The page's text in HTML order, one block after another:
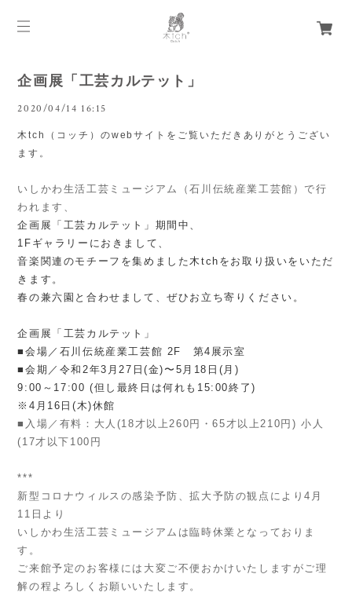
企画展「工芸カルテット」
2020/04/14 16:15
木tch（コッチ） のwebサイトをご覧いただきありがとうござい
ます。
いしかわ生活工芸ミュージアム（石川伝統産業工芸館）で行
われます、
企画展「工芸カルテット」期間中、
1Fギャラリーにおきまして、
音楽関連のモチーフを集めました木tchをお取り扱いをいただ
きます。
春の兼六園と合わせまして、ぜひお立ち寄りください。
企画展「工芸カルテット」
■会場／石川伝統産業工芸館 2F 第4展示室
■会期／令和2年3月27日(金)〜5月18日(月)
9:00～17:00 (但し最終日は何れも15:00終了)
※4月16日(木)休館
■入場／有料：大人(18才以上260円・65才以上210円) 小人
(17才以下100円
***
新型コロナウィルスの感染予防、拡大予防の観点により4月
11日より
いしかわ生活工芸ミュージアムは臨時休業となっておりま
す。
ご来館予定のお客様には大変ご不便おかけいたしますがご理
解の程よろしくお願いいたします。